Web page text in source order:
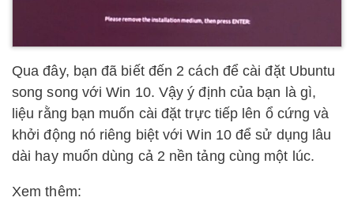
Qua đây, bạn đã biết đến 2 cách để cài đặt Ubuntu
song song với Win 10. Vậy ý định của bạn là gì,
liệu rằng bạn muốn cài đặt trực tiếp lên ổ cứng và
khởi động nó riêng biệt với Win 10 để sử dụng lâu
dài hay muốn dùng cả 2 nền tảng cùng một lúc.
Xem thêm: